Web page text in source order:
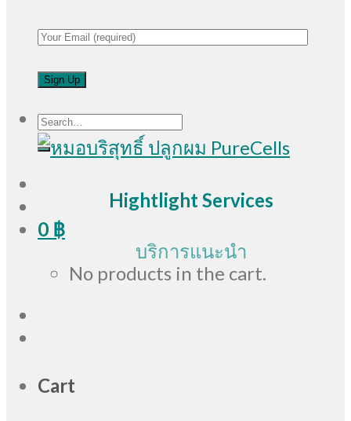
Search
for:
0 ฿
No products in the cart.
Cart
Hightlight Services
บริการแนะนำ